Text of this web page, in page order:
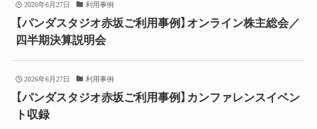
2026年6月27日 利用事例
【パンダスタジオ赤坂ご利用事例】オンライン株主総会／
四半期決算説明会
2026年6月27日 利用事例
【パンダスタジオ赤坂ご利用事例】カンファレンスイベン
ト収録